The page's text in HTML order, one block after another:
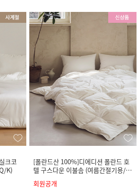
크코
K)
[폴란드산 100%]디에디션 폴란드 호
텔 구스다운 이불솜 (여름간절기용/사
계절용)
회원공개